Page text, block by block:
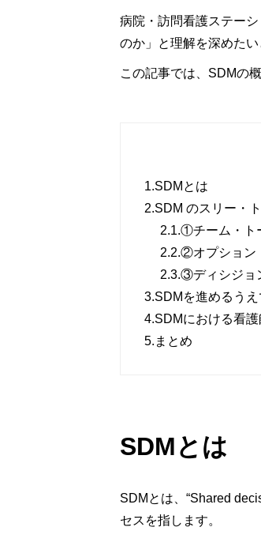
病院・訪問看護ステー
のか」と理解を深めた
この記事では、SDMの
1.SDMとは
2.SDM のスリー・
2.1.①チーム・ト
2.2.②オプション
2.3.③ディシジョ
3.SDMを進めるうえ
4.SDMにおける看護
5. まとめ
SDMとは
SDMとは、“Shared
セスを指します。